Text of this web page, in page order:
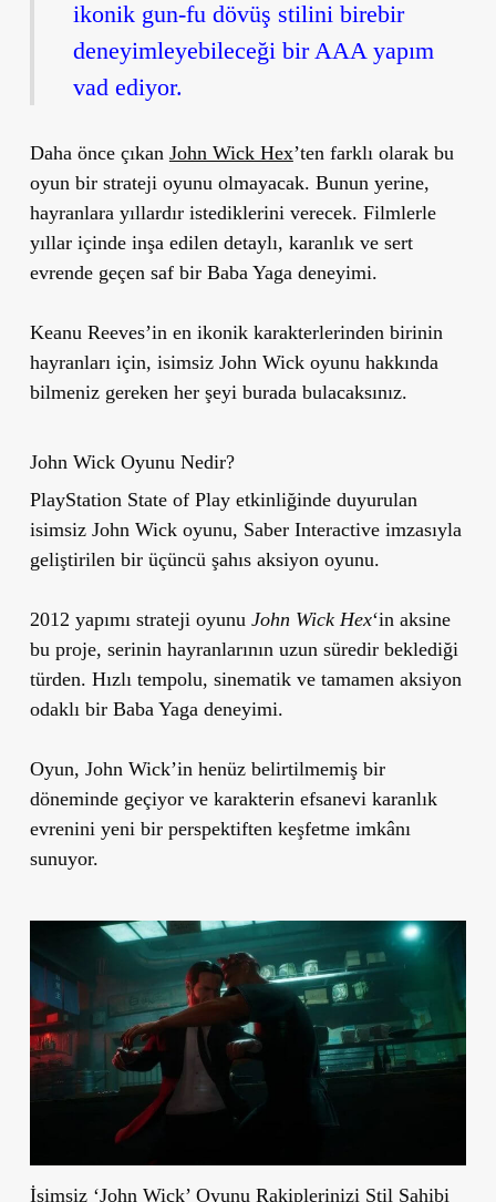
ikonik gun-fu dövüş stilini birebir
deneyimleyebileceği bir AAA yapım
vad ediyor.
Daha önce çıkan John Wick Hex’ten farklı olarak bu
oyun bir strateji oyunu olmayacak. Bunun yerine,
hayranlara yıllardır istediklerini verecek. Filmlerle
yıllar içinde inşa edilen detaylı, karanlık ve sert
evrende geçen saf bir Baba Yaga deneyimi.
Keanu Reeves’in en ikonik karakterlerinden birinin
hayranları için, isimsiz John Wick oyunu hakkında
bilmeniz gereken her şeyi burada bulacaksınız.
John Wick Oyunu Nedir?
PlayStation State of Play etkinliğinde duyurulan
isimsiz John Wick oyunu, Saber Interactive imzasıyla
geliştirilen bir üçüncü şahıs aksiyon oyunu.
2012 yapımı strateji oyunu John Wick Hex‘in aksine
bu proje, serinin hayranlarının uzun süredir beklediği
türden. Hızlı tempolu, sinematik ve tamamen aksiyon
odaklı bir Baba Yaga deneyimi.
Oyun, John Wick’in henüz belirtilmemiş bir
döneminde geçiyor ve karakterin efsanevi karanlık
evrenini yeni bir perspektiften keşfetme imkânı
sunuyor.
İsimsiz ‘John Wick’ Oyunu Rakiplerinizi Stil Sahibi